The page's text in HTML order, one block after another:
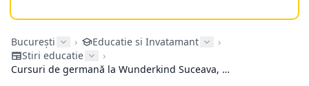
Incepand din anul 2009 clinica isi
ultramodern.
București › Educatie si Invatamant
›
Stiri educatie
›
Cursuri de germană la Wunderkind Suceava, cum studiul se transformă într-o experiență plăcută pentru copii